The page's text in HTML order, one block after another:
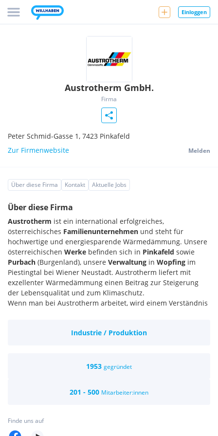
Einloggen
Austrotherm GmbH.
Firma
Peter Schmid-Gasse 1, 7423 Pinkafeld
Zur Firmenwebsite
Melden
Über diese Firma Kontakt Aktuelle Jobs
Über diese Firma
Austrotherm ist ein international erfolgreiches,
österreichisches Familienunternehmen und steht für
hochwertige und energiesparende Wärmedämmung. Unsere
österreichischen Werke befinden sich in Pinkafeld sowie
Purbach (Burgenland), unsere Verwaltung in Wopfing im
Piestingtal bei Wiener Neustadt. Austrotherm liefert mit
exzellenter Wärmedämmung einen Beitrag zur Steigerung
der Lebensqualität und zum Klimaschutz.
Wenn man bei Austrotherm arbeitet, wird einem Verständnis
unseren Teil zum Erfolg bei. Es gibt eine besondere Art von
wir ein Familienunternehmen mit kurzen
Gesundheitsförderung aller Mitarbeiter ist uns wichtig.
Wir haben gesicherte Arbeitsplätze.
Industrie / Produktion
1953 gegründet
201 - 500 Mitarbeiter:innen
Finde uns auf